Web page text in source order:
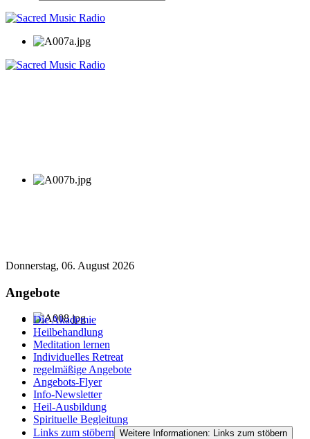
Donnerstag, 06. August 2026
Angebote
Die Akademie
Heilbehandlung
Meditation lernen
Individuelles Retreat
regelmäßige Angebote
Angebots-Flyer
Info-Newsletter
Heil-Ausbildung
Spirituelle Begleitung
Links zum stöbern Weitere Informationen: Links zum stöbern